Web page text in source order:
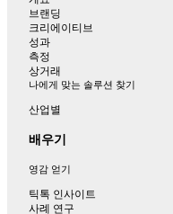
브랜딩
크리에이티브
성과
측정
상거래
나에게 맞는 솔루션 찾기
산업별
배우기
영감 얻기
틱톡 인사이트
사례 연구